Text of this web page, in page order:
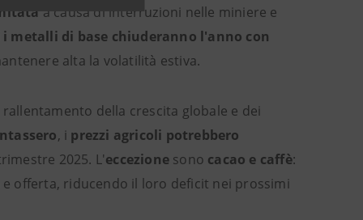
a causa di interruzioni nelle miniere e
metalli di base chiuderanno l'anno con
alta la volatilità estiva.
della crescita globale e dei
, i prezzi agricoli potrebbero
2025. L'eccezione sono cacao e caffè:
offerta, riducendo il loro deficit nei prossimi